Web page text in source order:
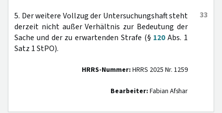
33
5. Der weitere Vollzug der Untersuchungshaft steht
derzeit nicht außer Verhältnis zur Bedeutung der
Sache und der zu erwartenden Strafe (§ 120Abs. 1
Satz 1 StPO).
HRRS-Nummer: HRRS 2025 Nr. 1259
Bearbeiter: Fabian Afshar